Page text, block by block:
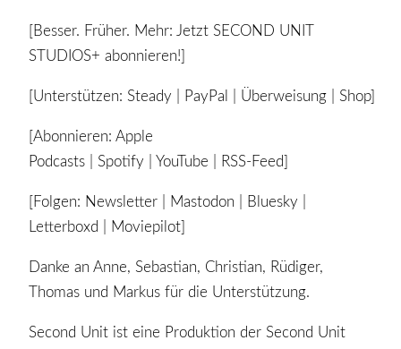
[Besser. Früher. Mehr: Jetzt SECOND UNIT
STUDIOS+ abonnieren!]
[Unterstützen: Steady | PayPal | Überweisung | Shop]
[Abonnieren: Apple
Podcasts | Spotify | YouTube | RSS-Feed]
[Folgen: Newsletter | Mastodon | Bluesky |
Letterboxd | Moviepilot]
Danke an Anne, Sebastian, Christian, Rüdiger,
Thomas und Markus für die Unterstützung.
Second Unit ist eine Produktion der Second Unit